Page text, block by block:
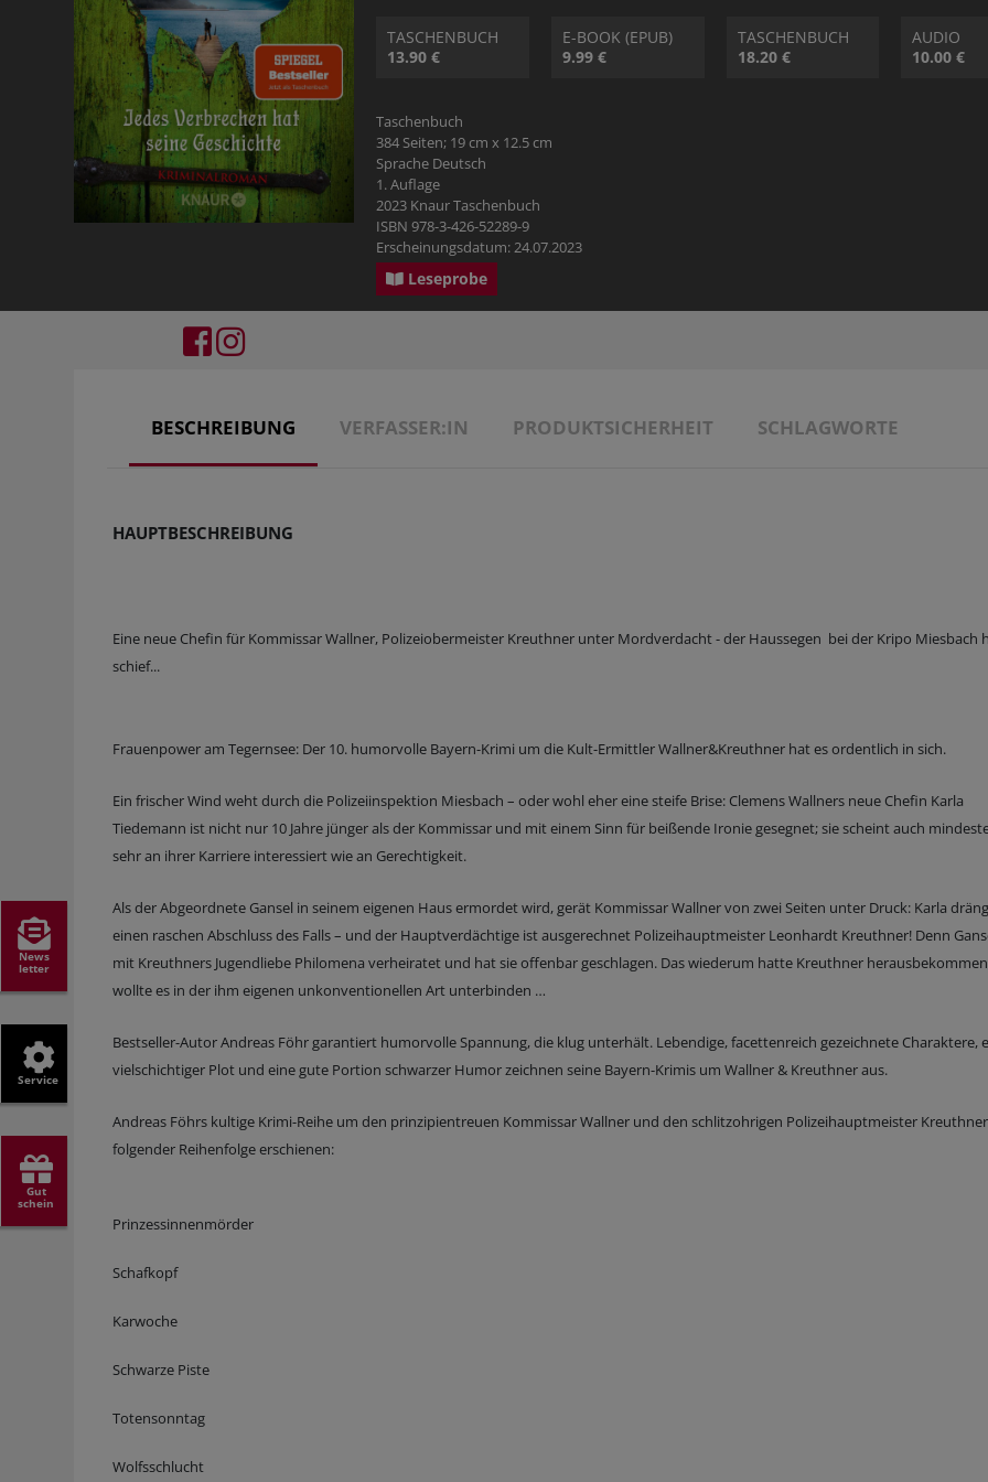
RATGEBER
BILDBÄNDE REISE & URLAUB
GESCHICHTE
PHILOSOPHIE & RELIGION
PHILOSOPHIE & RELIGION
KOSMOS GECKO RUN
News
letter
Service
Gut
schein
TASCHENBUCH
13.90 €
E-BOOK (EPUB)
9.99 €
TASCHENBUCH
18.20 €
AUDIO
10.00 €
Taschenbuch
384 Seiten; 19 cm x 12.5 cm
Sprache Deutsch
1. Auflage
2023 Knaur Taschenbuch
ISBN 978-3-426-52289-9
Erscheinungsdatum: 24.07.2023
Leseprobe
BESCHREIBUNG VERFASSER:IN PRODUKTSICHERHEIT SCHLAGWORTE
HAUPTBESCHREIBUNG
Eine neue Chefin für Kommissar Wallner, Polizeiobermeister Kreuthner unter Mordverdacht - der Haussegen bei der Kripo Miesbach
schief...
Frauenpower am Tegernsee: Der 10. humorvolle Bayern-Krimi um die Kult-Ermittler Wallner&Kreuthner hat es ordentlich in sich.
Ein frischer Wind weht durch die Polizeiinspektion Miesbach – oder wohl eher eine steife Brise: Clemens Wallners neue Chefin Karla
Tiedemann ist nicht nur 10 Jahre jünger als der Kommissar und mit einem Sinn für beißende Ironie gesegnet; sie scheint auch
sehr an ihrer Karriere interessiert wie an Gerechtigkeit.
Als der Abgeordnete Gansel in seinem eigenen Haus ermordet wird, gerät Kommissar Wallner von zwei Seiten unter Druck: Karla
einen raschen Abschluss des Falls – und der Hauptverdächtige ist ausgerechnet Polizeihauptmeister Leonhardt Kreuthner! Denn
mit Kreuthners Jugendliebe Philomena verheiratet und hat sie offenbar geschlagen. Das wiederum hatte Kreuthner
wollte es in der ihm eigenen unkonventionellen Art unterbinden …
Bestseller-Autor Andreas Föhr garantiert humorvolle Spannung, die klug unterhält. Lebendige, facettenreich gezeichnete Charaktere,
vielschichtiger Plot und eine gute Portion schwarzer Humor zeichnen seine Bayern-Krimis um Wallner & Kreuthner aus.
Andreas Föhrs kultige Krimi-Reihe um den prinzipientreuen Kommissar Wallner und den schlitzohrigen Polizeihauptmeister
folgender Reihenfolge erschienen:
Prinzessinnenmörder
Schafkopf
Karwoche
Schwarze Piste
Totensonntag
Wolfsschlucht